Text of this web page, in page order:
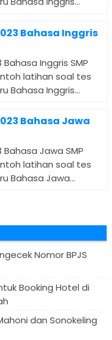
Bahasa Inggris
Bahasa Inggris SMP
latihan soal tes
Bahasa Inggris...
Bahasa Jawa
Bahasa Jawa SMP
latihan soal tes
Bahasa Jawa...
Nomor BPJS
Booking Hotel di
dan Sonokeling